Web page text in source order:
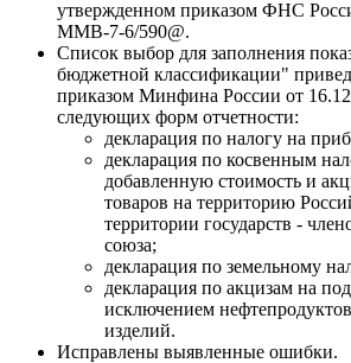
утвержденном приказом ФНС
ММВ-7-6/590@.
Список выбор для заполнения
бюджетной классификации"
приказом Минфина России от
следующих форм отчетности:
декларация по налогу на
декларация по косвенным
добавленную стоимость и
товаров на территорию
территории государств -
союза;
декларация по земельному
декларация по акцизам на
исключением
изделий.
Исправлены выявленные ошибки.